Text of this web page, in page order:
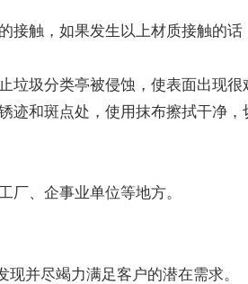
接触，如果发生以上材质接触的
圾分类亭被侵蚀，使表面出现很
迹和斑点处，使用抹布擦拭干净
厂、企事业单位等地方。
并尽竭力满足客户的潜在需求。